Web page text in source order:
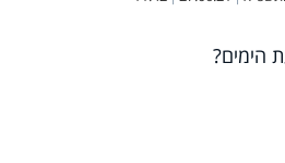
הימים?